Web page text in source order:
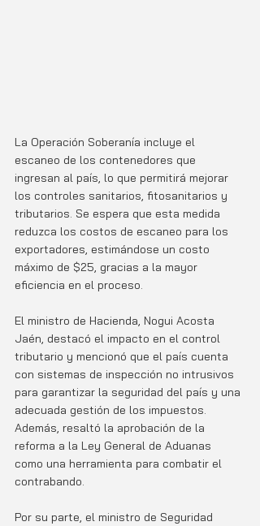
La Operación Soberanía incluye el
escaneo de los contenedores que
ingresan al país, lo que permitirá mejorar
los controles sanitarios, fitosanitarios y
tributarios. Se espera que esta medida
reduzca los costos de escaneo para los
exportadores, estimándose un costo
máximo de $25, gracias a la mayor
eficiencia en el proceso.
El ministro de Hacienda, Nogui Acosta
Jaén, destacó el impacto en el control
tributario y mencionó que el país cuenta
con sistemas de inspección no intrusivos
para garantizar la seguridad del país y una
adecuada gestión de los impuestos.
Además, resaltó la aprobación de la
reforma a la Ley General de Aduanas
como una herramienta para combatir el
contrabando.
Por su parte, el ministro de Seguridad